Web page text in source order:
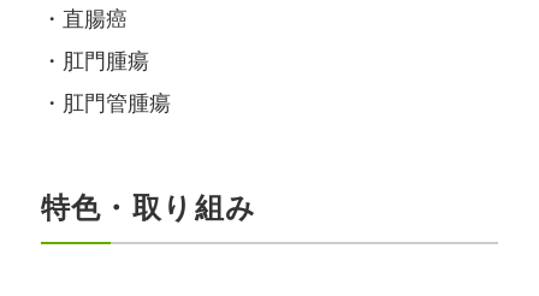
直腸癌
肛門腫瘍
肛門管腫瘍
特色・取り組み